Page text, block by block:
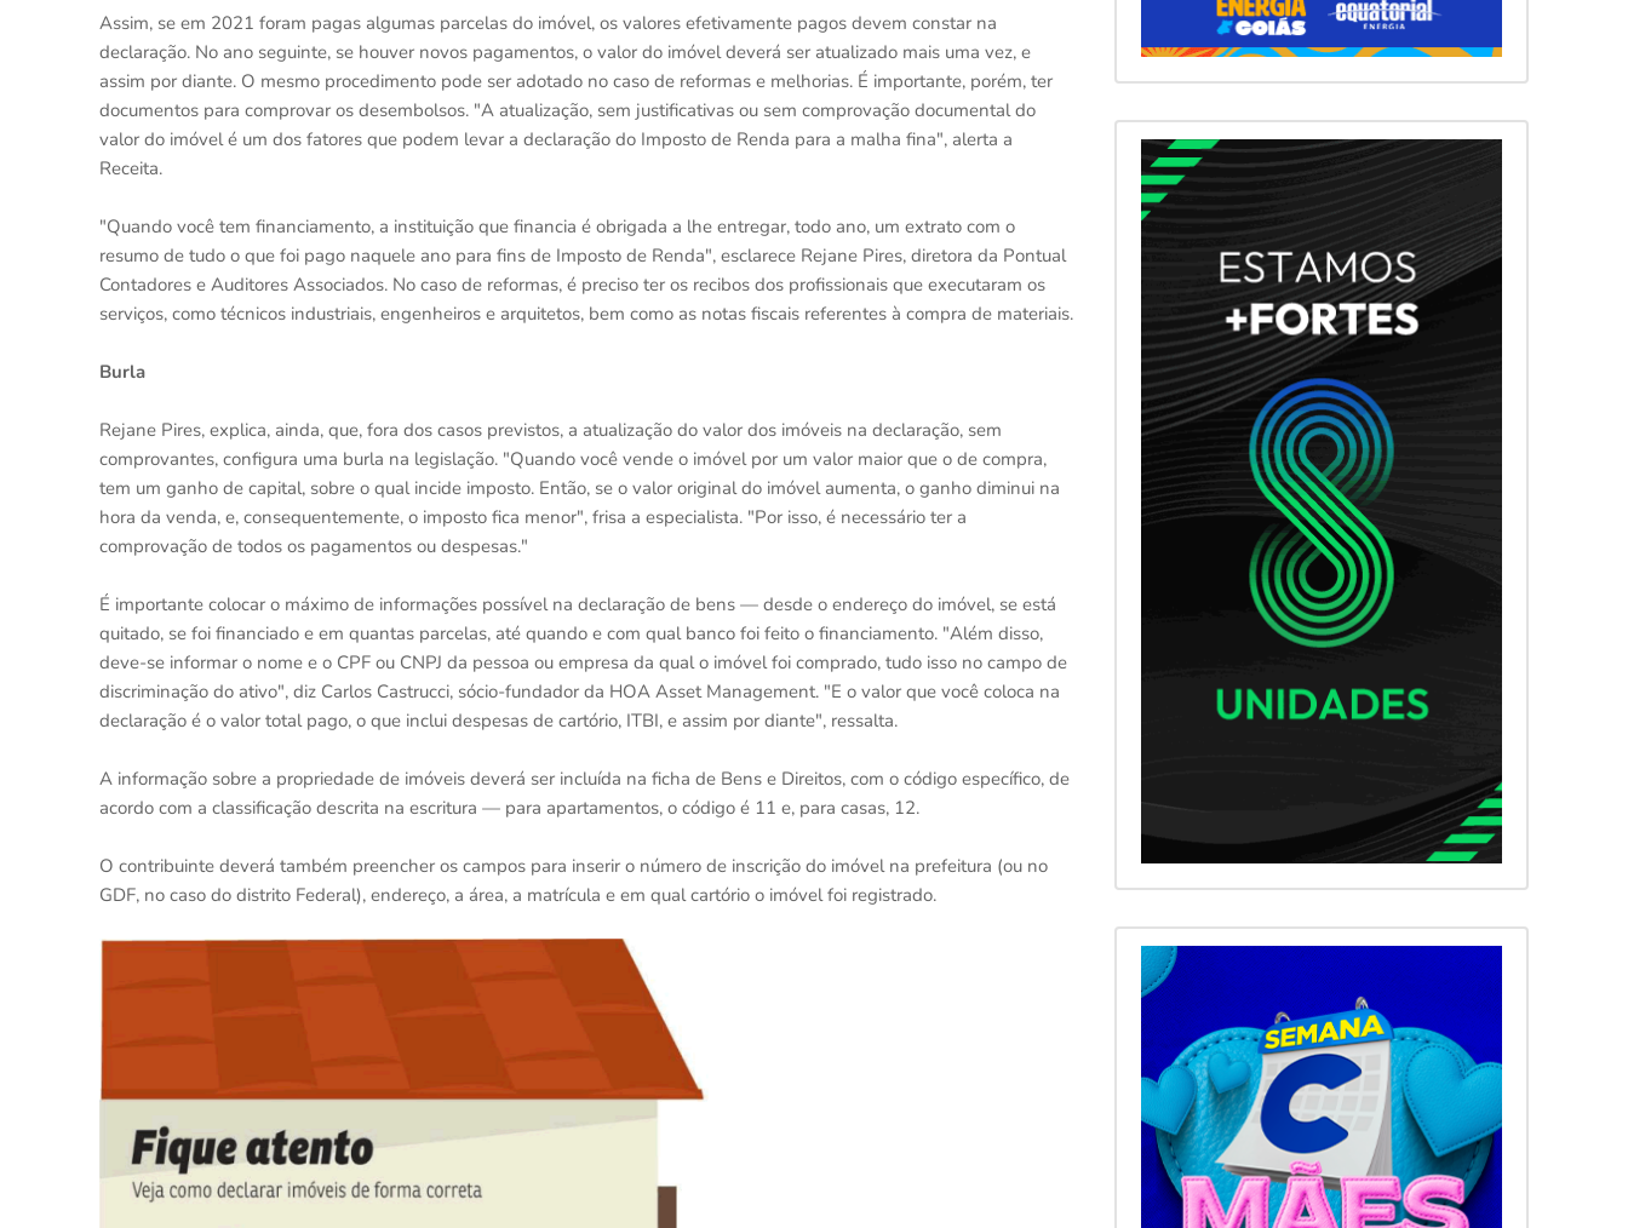
Assim, se em 2021 foram pagas algumas parcelas do imóvel, os valores efetivamente pagos devem constar na
declaração. No ano seguinte, se houver novos pagamentos, o valor do imóvel deverá ser atualizado mais uma vez, e
assim por diante. O mesmo procedimento pode ser adotado no caso de reformas e melhorias. É importante, porém, ter
documentos para comprovar os desembolsos. "A atualização, sem justificativas ou sem comprovação documental do
valor do imóvel é um dos fatores que podem levar a declaração do Imposto de Renda para a malha fina", alerta a
Receita.
"Quando você tem financiamento, a instituição que financia é obrigada a lhe entregar, todo ano, um extrato com o
resumo de tudo o que foi pago naquele ano para fins de Imposto de Renda", esclarece Rejane Pires, diretora da Pontual
Contadores e Auditores Associados. No caso de reformas, é preciso ter os recibos dos profissionais que executaram os
serviços, como técnicos industriais, engenheiros e arquitetos, bem como as notas fiscais referentes à compra de materiais.
Burla
Rejane Pires, explica, ainda, que, fora dos casos previstos, a atualização do valor dos imóveis na declaração, sem
comprovantes, configura uma burla na legislação. "Quando você vende o imóvel por um valor maior que o de compra,
tem um ganho de capital, sobre o qual incide imposto. Então, se o valor original do imóvel aumenta, o ganho diminui na
hora da venda, e, consequentemente, o imposto fica menor", frisa a especialista. "Por isso, é necessário ter a
comprovação de todos os pagamentos ou despesas."
É importante colocar o máximo de informações possível na declaração de bens — desde o endereço do imóvel, se está
quitado, se foi financiado e em quantas parcelas, até quando e com qual banco foi feito o financiamento. "Além disso,
deve-se informar o nome e o CPF ou CNPJ da pessoa ou empresa da qual o imóvel foi comprado, tudo isso no campo de
discriminação do ativo", diz Carlos Castrucci, sócio-fundador da HOA Asset Management. "E o valor que você coloca na
declaração é o valor total pago, o que inclui despesas de cartório, ITBI, e assim por diante", ressalta.
A informação sobre a propriedade de imóveis deverá ser incluída na ficha de Bens e Direitos, com o código específico, de
acordo com a classificação descrita na escritura — para apartamentos, o código é 11 e, para casas, 12.
O contribuinte deverá também preencher os campos para inserir o número de inscrição do imóvel na prefeitura (ou no
GDF, no caso do distrito Federal), endereço, a área, a matrícula e em qual cartório o imóvel foi registrado.